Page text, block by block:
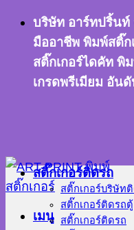
ข้าม
เนื้อหา
บริษัท อาร์ทปริ้นท์
มืออาชีพ พิมพ์สติ๊ก
สติ๊กเกอร์ไดคัท พิ
เกรดพรีเมียม อัน
เมนู
สติ๊กเกอร์ติดรถ
สติ๊กเกอร์บริษัท
สติ๊กเกอร์ติดรถตู้
สติ๊กเกอร์ติดรถ